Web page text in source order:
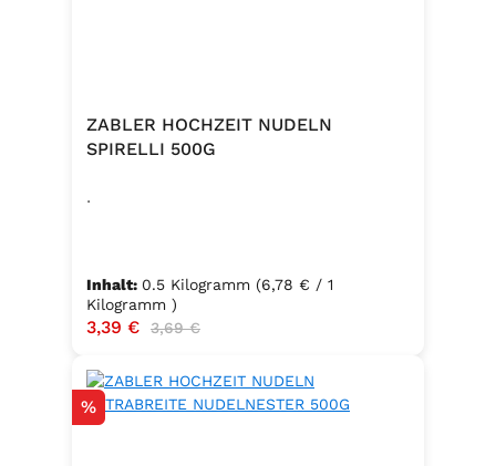
ZABLER HOCHZEIT NUDELN
SPIRELLI 500G
.
Inhalt: 0.5 Kilogramm (6,78 € / 1
Kilogramm )
Verkaufspreis:
3,39 € Regulärer Preis:
3,69 €
Rabatt
%